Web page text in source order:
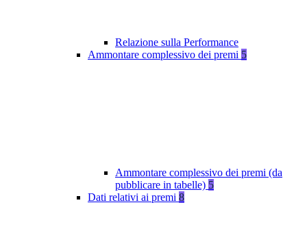
Relazione sulla Performance
Ammontare complessivo dei premi 5
Ammontare complessivo dei premi (da
pubblicare in tabelle) 5
Dati relativi ai premi 8